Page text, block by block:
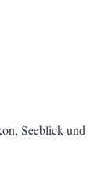
Seeblick und